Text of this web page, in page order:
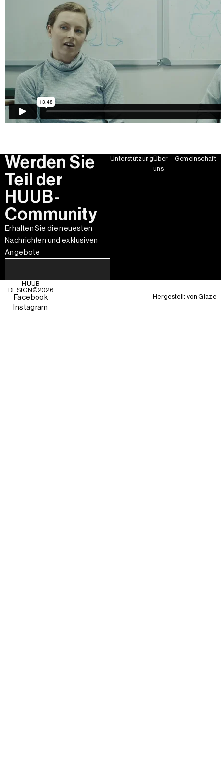
Werden Sie
Teil der
HUUB-
Community
Erhalten Sie die neuesten
Nachrichten und exklusiven
Angebote
UnterstützungÜber
uns
Gemeinschaft
HUUB
DESIGN©2026
Facebook
Instagram
Hergestellt vonGlaze